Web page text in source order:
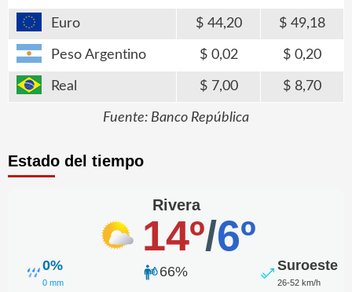
Euro 44,20 49,18
Peso Argentino 0,02 0,20
Real 7,00 8,70
Fuente: Banco República
Estado del tiempo
Rivera
14º/6º
0%
0 mm
66% Suroeste
26-52 km/h